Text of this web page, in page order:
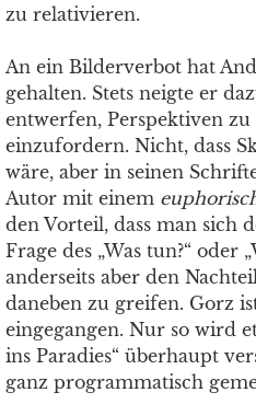
zu relativieren.
An ein Bilderverbot hat
gehalten. Stets neigte er
entwerfen, Perspektiven
einzufordern. Nicht, dass
wäre, aber in seinen
Autor mit einem
den Vorteil, dass man sich
Frage des „Was tun?“ oder
anderseits aber den
daneben zu greifen. Gorz
eingegangen. Nur so wird
ins Paradies“ überhaupt
ganz programmatisch